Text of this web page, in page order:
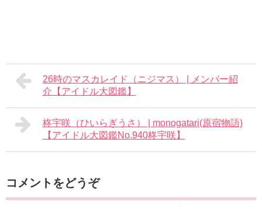
26時のマスカレイド（ニジマス） | メンバー紹
介【アイドル大図鑑】
​柊宇咲（ひいらぎうさ） | monogatari(原宿物語)
【アイドル大図鑑No.940​柊宇咲】
コメントをどうぞ